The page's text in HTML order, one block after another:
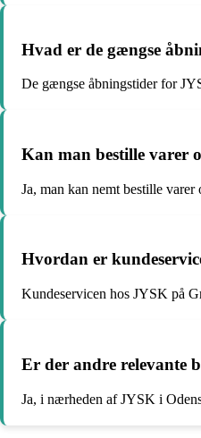
Hvad er de gængse
De gængse åbningstider for
Kan man bestille varer
Ja, man kan nemt bestille
Hvordan er
Kundeservicen hos JYSK på
Er der andre relevante
Ja, i nærheden af JYSK i